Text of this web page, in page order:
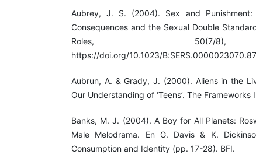
Aubrey, J. S. (2004). Sex and Punishment:
Consequences and the Sexual Double
Roles, 50(7/8),
https://doi.org/10.1023/
Aubrun, A. & Grady, J. (2000). Aliens in the
Our Understanding of ‘Teens’. The Frameworks
Banks, M. J. (2004). A Boy for All Planets:
Male Melodrama. En G. Davis & K.
Consumption and Identity (pp. 17-28). BFI.